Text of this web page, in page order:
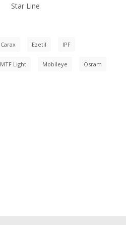
Star Line
Carax Ezetil IPF
MTF Light Mobileye Osram